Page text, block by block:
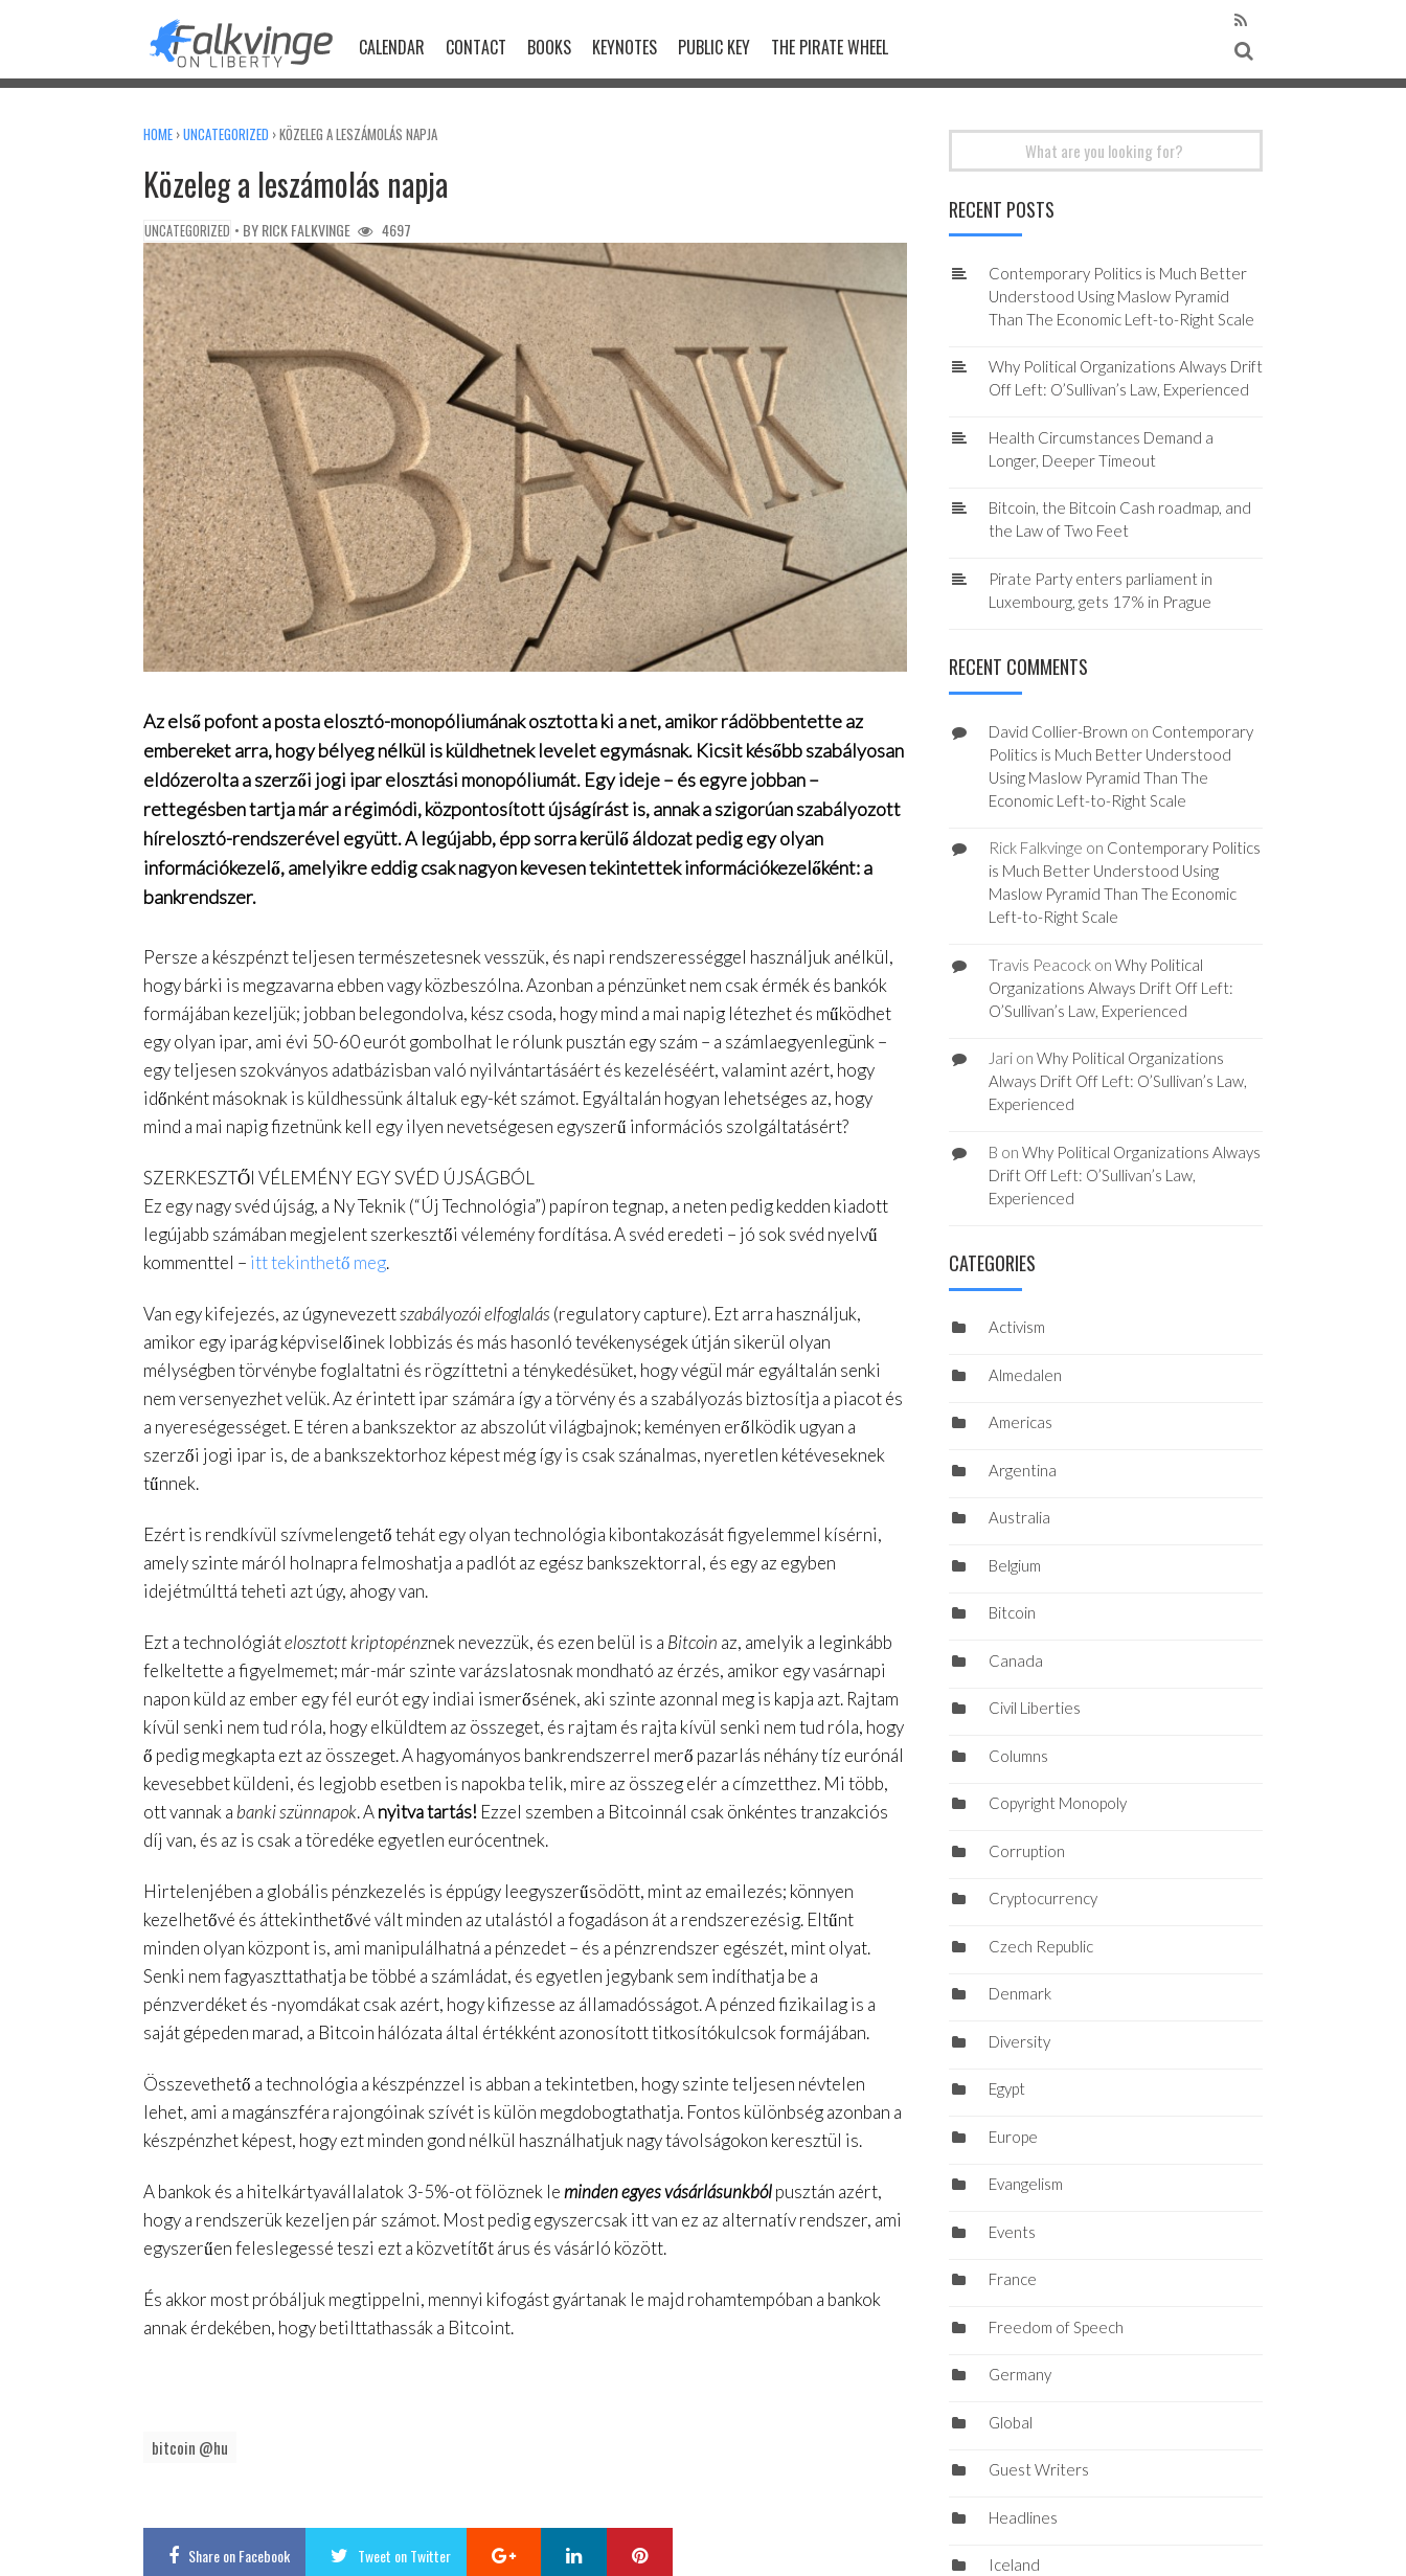
CALENDAR CONTACT BOOKS KEYNOTES PUBLIC KEY THE PIRATE WHEEL
HOME ›UNCATEGORIZED ›KÖZELEG A LESZÁMOLÁS NAPJA
Közeleg a leszámolás napja
UNCATEGORIZED • BYRICK FALKVINGE 4697
Az első pofont a posta elosztó-monopóliumának osztotta ki a net, amikor rádöbbentette az
embereket arra, hogy bélyeg nélkül is küldhetnek levelet egymásnak. Kicsit később szabályosan
eldózerolta a szerzői jogi ipar elosztási monopóliumát. Egy ideje – és egyre jobban –
rettegésben tartja már a régimódi, központosított újságírást is, annak a szigorúan szabályozott
hírelosztó-rendszerével együtt. A legújabb, épp sorra kerülő áldozat pedig egy olyan
információkezelő, amelyikre eddig csak nagyon kevesen tekintettek információkezelőként: a
bankrendszer.
Persze a készpénzt teljesen természetesnek vesszük, és napi rendszerességgel használjuk anélkül,
hogy bárki is megzavarna ebben vagy közbeszólna. Azonban a pénzünket nem csak érmék és bankók
formájában kezeljük; jobban belegondolva, kész csoda, hogy mind a mai napig létezhet és működhet
egy olyan ipar, ami évi 50-60 eurót gombolhat le rólunk pusztán egy szám – a számlaegyenlegünk –
egy teljesen szokványos adatbázisban való nyilvántartásáért és kezeléséért, valamint azért, hogy
időnként másoknak is küldhessünk általuk egy-két számot. Egyáltalán hogyan lehetséges az, hogy
mind a mai napig fizetnünk kell egy ilyen nevetségesen egyszerű információs szolgáltatásért?
SZERKESZTŐI VÉLEMÉNY EGY SVÉD ÚJSÁGBÓL
Ez egy nagy svéd újság, a Ny Teknik (“Új Technológia”) papíron tegnap, a neten pedig kedden kiadott
legújabb számában megjelent szerkesztői vélemény fordítása. A svéd eredeti – jó sok svéd nyelvű
kommenttel – itt tekinthető meg.
Van egy kifejezés, az úgynevezettszabályozói elfoglalás (regulatory capture). Ezt arra használjuk,
amikor egy iparág képviselőinek lobbizás és más hasonló tevékenységek útján sikerül olyan
mélységben törvénybe foglaltatni és rögzíttetni a ténykedésüket, hogy végül már egyáltalán senki
nem versenyezhet velük. Az érintett ipar számára így a törvény és a szabályozás biztosítja a piacot és
a nyereségességet. E téren a bankszektor az abszolút világbajnok; keményen erőlködik ugyan a
szerzői jogi ipar is, de a bankszektorhoz képest még így is csak szánalmas, nyeretlen kétéveseknek
tűnnek.
Ezért is rendkívül szívmelengető tehát egy olyan technológia kibontakozását figyelemmel kísérni,
amely szinte máról holnapra felmoshatja a padlót az egész bankszektorral, és egy az egyben
idejétmúlttá teheti azt úgy, ahogy van.
Ezt a technológiátelosztott kriptopénznek nevezzük, és ezen belül is a Bitcoin az, amelyik a leginkább
felkeltette a figyelmemet; már-már szinte varázslatosnak mondható az érzés, amikor egy vasárnapi
napon küld az ember egy fél eurót egy indiai ismerősének, aki szinte azonnal meg is kapja azt. Rajtam
kívül senki nem tud róla, hogy elküldtem az összeget, és rajtam és rajta kívül senki nem tud róla, hogy
ő pedig megkapta ezt az összeget. A hagyományos bankrendszerrel merő pazarlás néhány tíz eurónál
kevesebbet küldeni, és legjobb esetben is napokba telik, mire az összeg elér a címzetthez. Mi több,
ott vannak a banki szünnapok. Anyitva tartás! Ezzel szemben a Bitcoinnál csak önkéntes tranzakciós
díj van, és az is csak a töredéke egyetlen eurócentnek.
Hirtelenjében a globális pénzkezelés is éppúgy leegyszerűsödött, mint az emailezés; könnyen
kezelhetővé és áttekinthetővé vált minden az utalástól a fogadáson át a rendszerezésig. Eltűnt
minden olyan központ is, ami manipulálhatná a pénzedet – és a pénzrendszer egészét, mint olyat.
Senki nem fagyaszttathatja be többé a számládat, és egyetlen jegybank sem indíthatja be a
pénzverdéket és -nyomdákat csak azért, hogy kifizesse az államadósságot. A pénzed fizikailag is a
saját gépeden marad, a Bitcoin hálózata által értékként azonosított titkosítókulcsok formájában.
Összevethető a technológia a készpénzzel is abban a tekintetben, hogy szinte teljesen névtelen
lehet, ami a magánszféra rajongóinak szívét is külön megdobogtathatja. Fontos különbség azonban a
készpénzhet képest, hogy ezt minden gond nélkül használhatjuk nagy távolságokon keresztül is.
A bankok és a hitelkártyavállalatok 3-5%-ot fölöznek leminden egyes vásárlásunkbólpusztán azért,
hogy a rendszerük kezeljen pár számot. Most pedig egyszercsak itt van ez az alternatív rendszer, ami
egyszerűen feleslegessé teszi ezt a közvetítőt árus és vásárló között.
És akkor most próbáljuk megtippelni, mennyi kifogást gyártanak le majd rohamtempóban a bankok
annak érdekében, hogy betilttathassák a Bitcoint.
bitcoin @hu
Shareon Facebook Tweet on Twitter Google+ LinkedIn
RECENT POSTS
Contemporary Politics is Much Better
Understood Using Maslow Pyramid
Than The Economic Left-to-Right Scale
Why Political Organizations Always Drift
Off Left: O’Sullivan’s Law, Experienced
Health Circumstances Demand a
Longer, Deeper Timeout
Bitcoin, the Bitcoin Cash roadmap, and
the Law of Two Feet
Pirate Party enters parliament in
Luxembourg, gets 17% in Prague
RECENT COMMENTS
David Collier-Brown on Contemporary
Politics is Much Better Understood
Using Maslow Pyramid Than The
Economic Left-to-Right Scale
Rick Falkvinge on Contemporary Politics
is Much Better Understood Using
Maslow Pyramid Than The Economic
Left-to-Right Scale
Travis Peacockon Why Political
Organizations Always Drift Off Left:
O’Sullivan’s Law, Experienced
Jarion Why Political Organizations
Always Drift Off Left: O’Sullivan’s Law,
Experienced
B on Why Political Organizations Always
Drift Off Left: O’Sullivan’s Law,
Experienced
CATEGORIES
Activism
Almedalen
Americas
Argentina
Australia
Belgium
Bitcoin
Canada
Civil Liberties
Columns
Copyright Monopoly
Corruption
Cryptocurrency
Czech Republic
Denmark
Diversity
Egypt
Europe
Evangelism
Events
France
Freedom of Speech
Germany
Global
Guest Writers
Headlines
Iceland